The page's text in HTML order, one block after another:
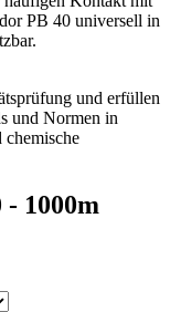
PB 40 universell in
und erfüllen
und Normen in
chemische
1000m